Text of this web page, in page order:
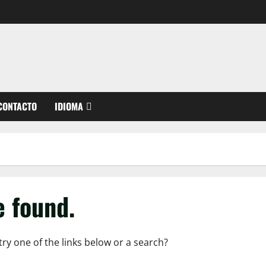
IDIOMA
found.
one of the links below or a search?